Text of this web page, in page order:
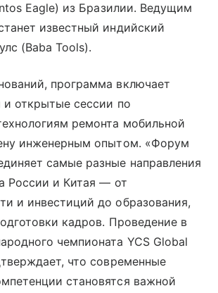
Eagle) из Бразилии. Ведущим
известный индийский
(Baba Tools).
программа включает
открытые сессии по
ремонта мобильной
инженерным опытом. «Форум
самые разные направления
России и Китая — от
и инвестиций до образования,
кадров. Проведение в
чемпионата YCS Global
что современные
становятся важной